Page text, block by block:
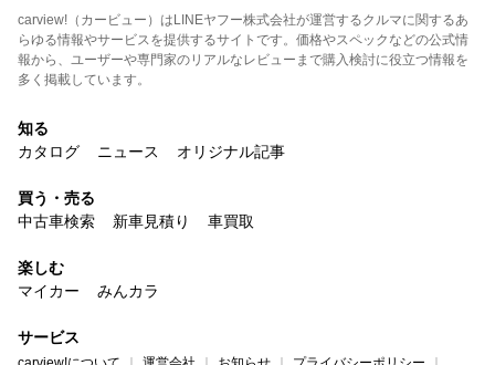
carview!（カービュー）はLINEヤフー株式会社が運営するクルマに関するあ
らゆる情報やサービスを提供するサイトです。価格やスペックなどの公式情
報から、ユーザーや専門家のリアルなレビューまで購入検討に役立つ情報を
多く掲載しています。
知る
カタログ
ニュース オリジナル記事
買う・売る
中古車検索
新車見積り 車買取
楽しむ
マイカー
みんカラ
サービス